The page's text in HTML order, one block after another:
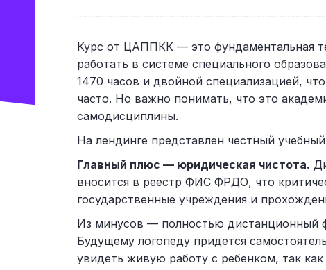
Курс от ЦАППКК — это фундаментальная
работать в системе специального
1470 часов и двойной специализацией,
часто. Но важно понимать, что это
самодисциплины.
На лендинге представлен честный
Главный плюс — юридическая чистота.
вносится в реестр ФИС ФРДО, что
государственные учреждения и
Из минусов — полностью дистанционный
Будущему логопеду придется
увидеть живую работу с ребенком, так